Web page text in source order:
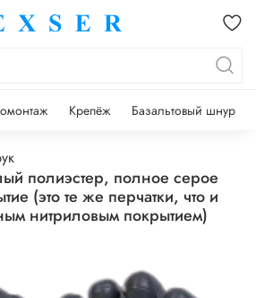
Крепёж Базальтовый шнур
полиэстер, полное серое
(это те же перчатки, что и
нитриловым покрытием)